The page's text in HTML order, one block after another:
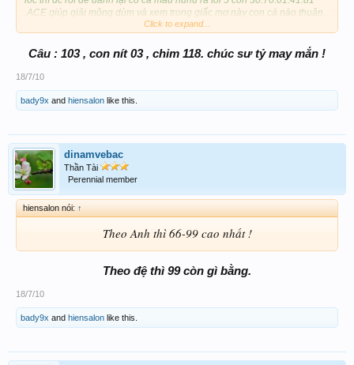
.ACE giúp giải mộng dùm và xem trong giấc mơ này con cá nào thuận
và con ó 65 . Thanks trước phải out chút nhờ bạn xem giải mộng dùm
Số Đ Đ TG - KG tham khảo
.Còn chờ ace giải mộng mới chốt lại
Click to expand...
Câu : 103 , con nít 03 , chim 118. chúc sư tỷ may mắn !
18/7/10
bady9x and hiensalon like this.
dinamvebac
Thần Tài
Perennial member
hiensalon nói: ↑
Theo Anh thì 66-99 cao nhất !
Theo đệ thì 99 còn gì bằng.
18/7/10
bady9x and hiensalon like this.